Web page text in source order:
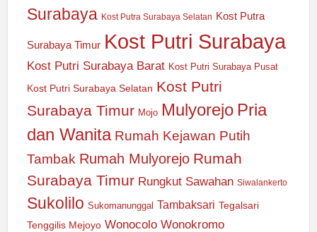
Surabaya Kost Putra Surabaya Selatan Kost Putra
Surabaya Timur Kost Putri Surabaya
Kost Putri Surabaya Barat Kost Putri Surabaya Pusat
Kost Putri Surabaya Selatan Kost Putri
Surabaya Timur Mojo Mulyorejo Pria
dan Wanita Rumah Kejawan Putih
Tambak Rumah Mulyorejo Rumah
Surabaya Timur Rungkut Sawahan Siwalankerto
Sukolilo Sukomanunggal Tambaksari Tegalsari
Tenggilis Mejoyo Wonocolo Wonokromo